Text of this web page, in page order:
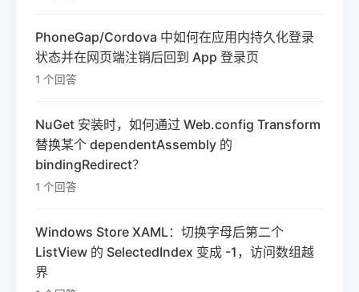
PhoneGap/Cordova 中如何在应用内持久化登录
状态并在网页端注销后回到 App 登录页
1 个回答
NuGet 安装时，如何通过 Web.config Transform
替换某个 dependentAssembly 的
bindingRedirect？
1 个回答
Windows Store XAML：切换字母后第二个
ListView 的 SelectedIndex 变成 -1，访问数组越
界